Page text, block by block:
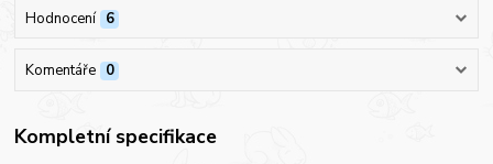
Hodnocení 6
Komentáře 0
Kompletní specifikace